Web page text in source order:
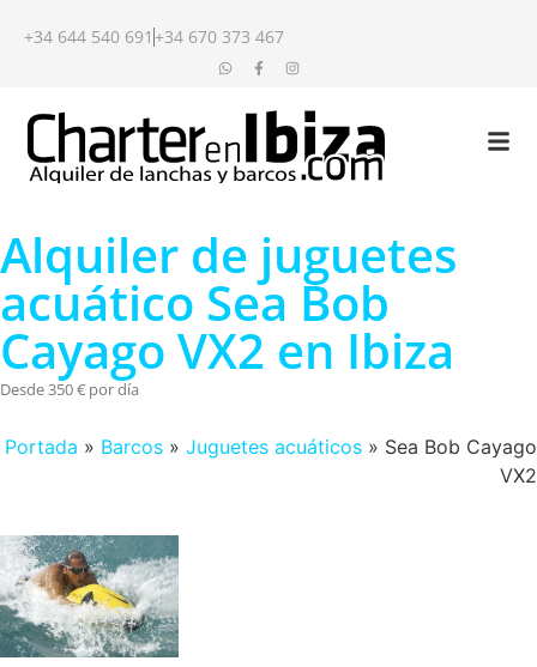
+34 644 540 691 +34 670 373 467
Alquiler de juguetes
acuático Sea Bob
Cayago VX2 en Ibiza
Desde 350 € por día
Portada » Barcos » Juguetes acuáticos » Sea Bob Cayago
VX2